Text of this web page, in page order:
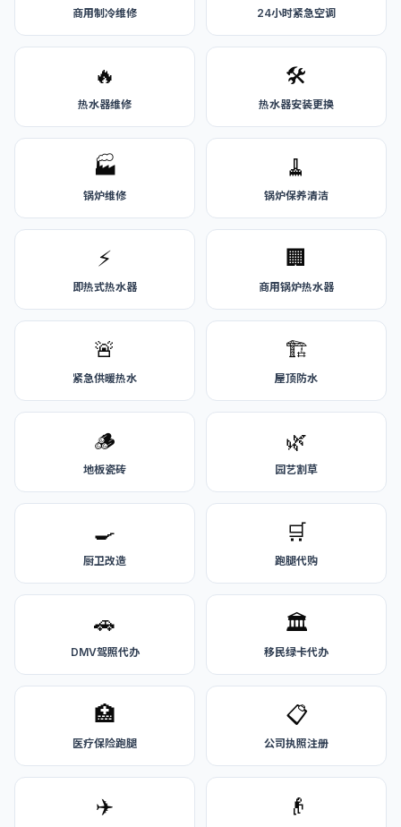
商用制冷维修 24小时紧急空调
🔥
热水器维修
🛠️
热水器安装更换
🏭
锅炉维修
🧹
锅炉保养清洁
⚡
即热式热水器
🏢
商用锅炉热水器
🚨
紧急供暖热水
🏗️
屋顶防水
🪵
地板瓷砖
🌿
园艺割草
🍳
厨卫改造
🛒
跑腿代购
🚗
DMV驾照代办
🏛️
移民绿卡代办
🏥
医疗保险跑腿
📋
公司执照注册
✈️ 👴